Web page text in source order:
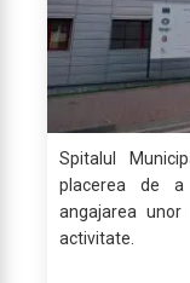
Spitalul
placerea de a
angajarea
activitate.